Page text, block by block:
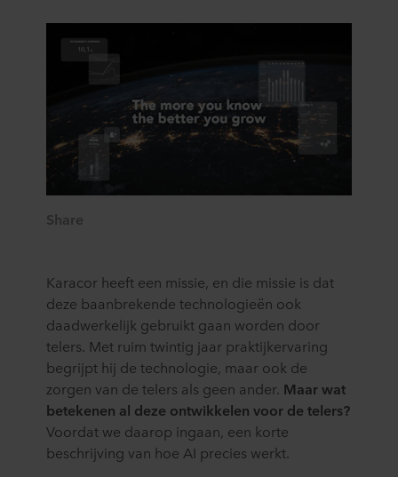
Share
Karacor heeft een missie, en die missie is dat
deze baanbrekende technologieën ook
daadwerkelijk gebruikt gaan worden door
telers. Met ruim twintig jaar praktijkervaring
begrijpt hij de technologie, maar ook de
zorgen van de telers als geen ander. Maar wat
betekenen al deze ontwikkelen voor de telers?
Voordat we daarop ingaan, een korte
beschrijving van hoe AI precies werkt.